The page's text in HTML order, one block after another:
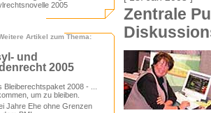
2005
Artikel zum Thema:
und
2005
Bleiberechtspaket 2008 - ...
um zu bleiben.
Jahre Ehe ohne Grenzen
Zentrale